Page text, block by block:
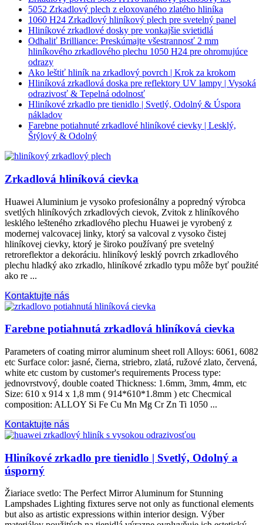
5052 Zrkadlový plech z eloxovaného zlatého hliníka
1060 H24 Zrkadlový hliníkový plech pre svetelný panel
Hliníkové zrkadlové dosky pre vonkajšie svietidlá
Odhaliť Brilliance: Preskúmajte všestrannosť 2 mm
hliníkového zrkadlového plechu 1050 H24 pre ohromujúce
odrazy
Ako leštiť hliník na zrkadlový povrch | Krok za krokom
Hliníková zrkadlová doska pre reflektory UV lampy | Vysoká
odrazivosť & Tepelná odolnosť
Hliníkové zrkadlo pre tienidlo | Svetlý, Odolný & Úspora
nákladov
Farebne potiahnuté zrkadlové hliníkové cievky | Lesklý,
Štýlový & Odolný
Zrkadlová hliníková cievka
Huawei Aluminium je vysoko profesionálny a popredný výrobca
svetlých hliníkových zrkadlových cievok, Zvitok z hliníkového
lesklého lešteného zrkadlového plechu Huawei je vyrobený z
modernej valcovacej linky, ktorý sa valcoval z vysoko čistej
hliníkovej cievky, ktorý je široko používaný pre svetelný
retroreflektor a dekoráciu. hliníkový lesklý povrch zrkadlového
plechu hladký ako zrkadlo, hliníkové zrkadlo typu môže byť použité
ako re ...
Kontaktujte nás
Farebne potiahnutá zrkadlová hliníková cievka
Parameters of coating mirror aluminum sheet roll Alloys: 6061, 6082
etc Surface color: jasné, čierna, striebro, zlatá, ružové zlato, červená,
white etc custom by customer's requirements Process type:
jednovrstvový, double coated Thickness: 1.6mm, 3mm, 4mm, etc
Size: 610 x 914 x 1,8 mm ( 914*610*1.8mm ) etc Checmical
composition: ALLOY Si Fe Cu Mn Mg Cr Zn Ti 1050 ...
Kontaktujte nás
Hliníkové zrkadlo pre tienidlo | Svetlý, Odolný a
úsporný
Žiariace svetlo: The Perfect Mirror Aluminum for Stunning
Lampshades Lighting fixtures serve not only as functional elements
but also as artistic expressions within interior design. Výber